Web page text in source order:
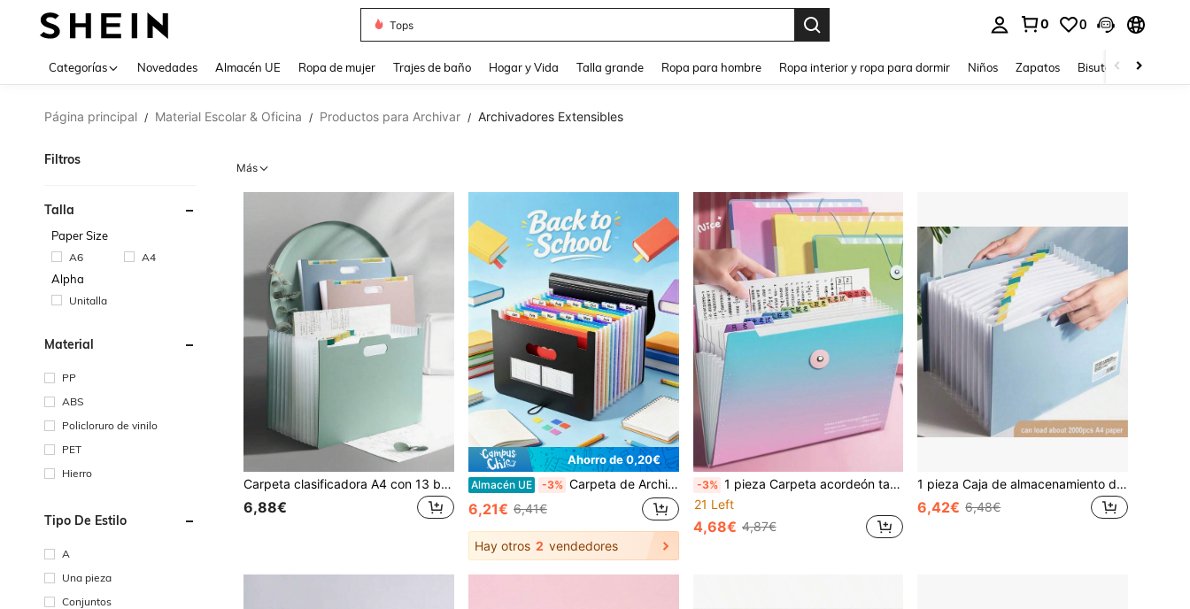
Tops
0 0
Categorías Novedades Almacén UE Ropa de mujer Trajes de baño Hogar y Vida Talla grande Ropa para hombre Ropa interior y ropa para dormir Niños Zapatos Bisutería Y
Página principal / Material Escolar & Oficina / Productos para Archivar / Archivadores Extensibles
Filtros
Talla
Paper Size
A6 A4
Alpha
Unitalla
Material
PP
ABS
Policloruro de vinilo
PET
Hierro
Tipo De Estilo
A
Una pieza
Conjuntos
Más
Carpeta clasificadora A4 con 13 bolsillos - Organizador de documentos tipo acordeón, portátil y con asa, de múltiples capas, para estudiantes, documentos, exámenes, gran capacidad para organizar el escritorio, de vuelta a la escuela, útiles escolares
6,88€
Ahorro de 0,20€
Almacén UE -3% Carpeta de Archivo Acordeón Expandible de 12/24/36 Bolsillos, Organizador de Documentos A4 con Etiquetas en Blanco y de Colores; Adecuado para la Escuela, el Hogar y la Oficina; Esencial para el Aula; Suministro de Regreso a Clases
6,21€ 6,41€
Hay otros 2 vendedores
-3% 1 pieza Carpeta acordeón tamaño A4, bolsa de almacenamiento de exámenes estudiantiles, organizador de documentos de gran capacidad y multicapa
21 Left
4,68€ 4,87€
1 pieza Caja de almacenamiento de archivos de estilo acordeón multifuncional, portapartituras de gran capacidad, organizador de archivos de proyectos de oficina, bolsa de almacenamiento de archivos con etiquetas de múltiples ranuras, caja de almacenamiento de papel de arte, carpeta portátil vertical para exámenes/documentos, adecuada para la escuela, temporada de regreso a clases, útiles escolares
6,42€ 6,48€